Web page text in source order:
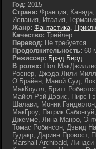
Год: 2015
Страна: Франция,
Испания, Италия,
Жанр: Фантастика,
Качество: Трейлер
Перевод: Не требуется
Продолжительность: 60
Режиссер: Брэд Бёрд
В ролях: Пол
Роснер, Джэда Лили
О’Брайен, Маной Суд,
МакКоулл, Бритт
Майкл Рэй Дэвис, Пирс
Шалави, Моник
МакГроу, Патрик
Джемме, Лина Манро,
Томас Робинсон, Дэвид
Гудакр, Дариен Провост,
Marshall Archibald,